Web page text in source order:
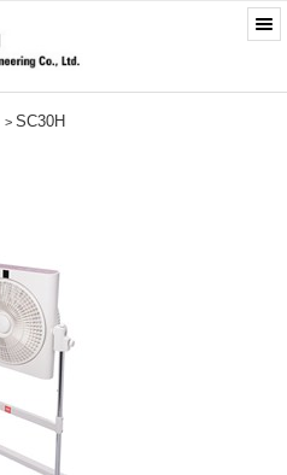
> SC30H